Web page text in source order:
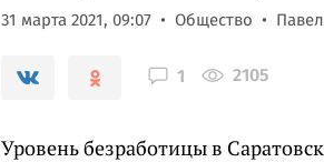
31 марта 2021, 09:07 Общество
1 2105
Уровень безработицы в